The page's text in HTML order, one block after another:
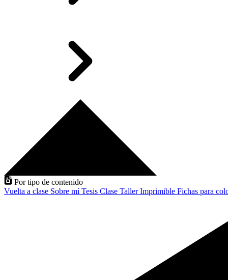
Por tipo de contenido
Vuelta a clase Sobre míTesis Clase TallerImprimible Fichas para